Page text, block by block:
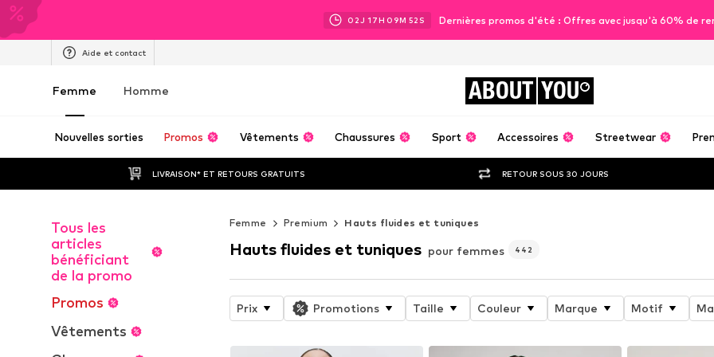
02J 17H 09M 50 S Dernières promos d'été : Offres avec jusqu'à 60% de
Aide et contact
Femme Homme ABOUT YOU
Nouvelles sorties Promos Vêtements Chaussures Sport Accessoires Streetwear
LIVRAISON* ET RETOURS GRATUITS RETOUR SOUS 30 JOURS
Tous les
articles
bénéficiant
de la promo
Promos
Vêtements
Femme Premium Hauts fluides et tuniques
Hauts fluides et tuniques pour femmes 442
Prix Promotions Taille Couleur Marque Motif